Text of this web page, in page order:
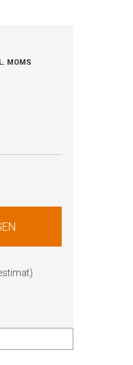
MOMS